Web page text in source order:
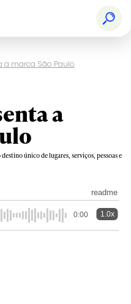
a marca São Paulo
a
único de lugares, serviços, pessoas e
readme
0:00 1.0x